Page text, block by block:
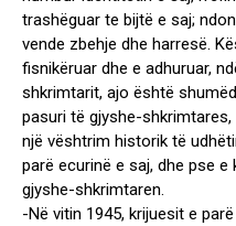
trashëguar te bijtë e saj;
vende zbehje dhe harresë.
fisnikëruar dhe e adhuruar,
shkrimtarit, ajo është
pasuri të gjyshe-
një vështrim historik të
parë ecurinë e saj, dhe pse e
gjyshe-shkrimtaren.
-Në vitin 1945, krijuesit e